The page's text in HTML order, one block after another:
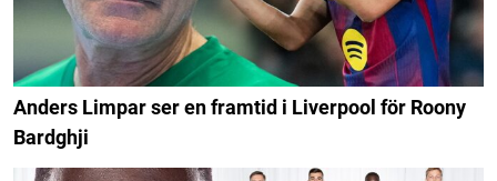
Anders Limpar ser en framtid i Liverpool för Roony
Bardghji